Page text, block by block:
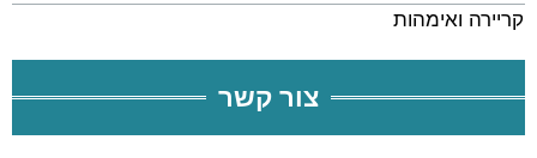
קריירה ואימהות
צור קשר